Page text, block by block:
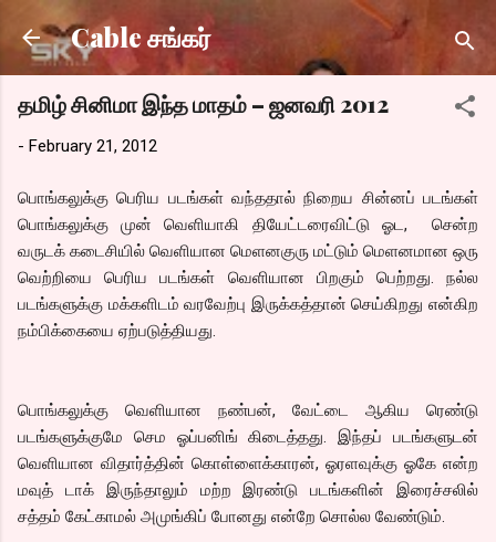
Skip to main content
Cable சங்கர்
தமிழ் சினிமா இந்த மாதம் – ஜனவரி 2012
- February 21, 2012
பொங்கலுக்கு பெரிய படங்கள் வந்ததால் நிறைய சின்னப் படங்கள்
பொங்கலுக்கு முன் வெளியாகி தியேட்டரைவிட்டு ஓட, சென்ற
வருடக் கடைசியில் வெளியான மெளனகுரு மட்டும் மெளனமான ஒரு
வெற்றியை பெரிய படங்கள் வெளியான பிறகும் பெற்றது. நல்ல
படங்களுக்கு மக்களிடம் வரவேற்பு இருக்கத்தான் செய்கிறது என்கிற
நம்பிக்கையை ஏற்படுத்தியது.
பொங்கலுக்கு வெளியான நண்பன், வேட்டை ஆகிய ரெண்டு
படங்களுக்குமே செம ஓப்பனிங் கிடைத்தது. இந்தப் படங்களுடன்
வெளியான விதார்த்தின் கொள்ளைக்காரன், ஓரளவுக்கு ஓகே என்ற
மவுத் டாக் இருந்தாலும் மற்ற இரண்டு படங்களின் இரைச்சலில்
சத்தம் கேட்காமல் அமுங்கிப் போனது என்றே சொல்ல வேண்டும்.